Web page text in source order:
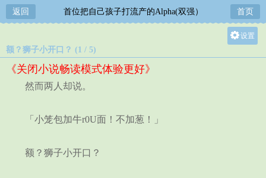
返回 首位把自己孩子打流产的Alpha(双强） 首页
设置
额？狮子小开口？ (1 / 5)
《关闭小说畅读模式体验更好》
然而两人却说。
「小笼包加牛r0U面！不加葱！」
额？狮子小开口？